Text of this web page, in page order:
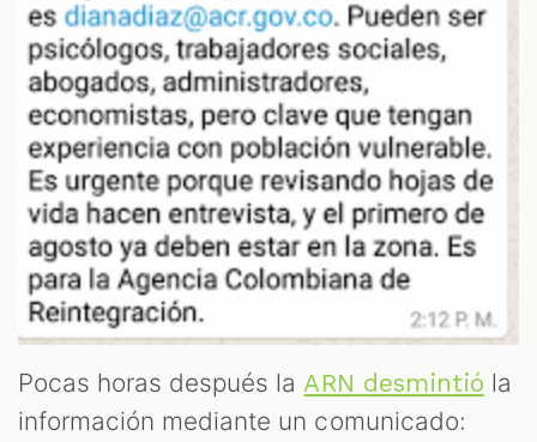
Pocas horas después la ARN desmintió la
información mediante un comunicado: